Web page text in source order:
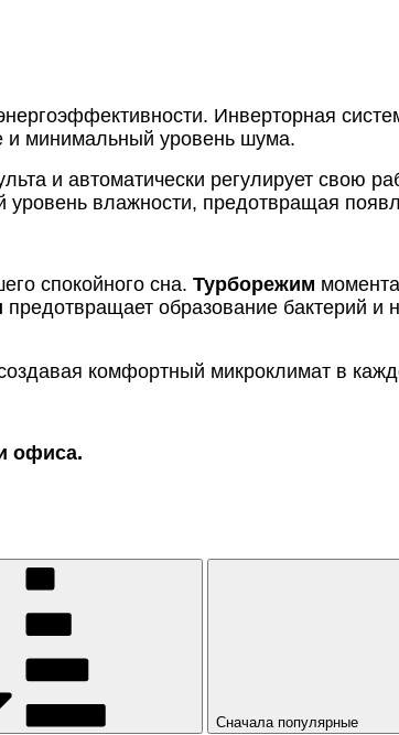
Инверторная
и минимальный уровень шума.
и автоматически регулирует свою
влажности, предотвращая
спокойного сна. Турборежим
предотвращает образование бактерий и
комфортный микроклимат в
офиса.
Сначала популярные